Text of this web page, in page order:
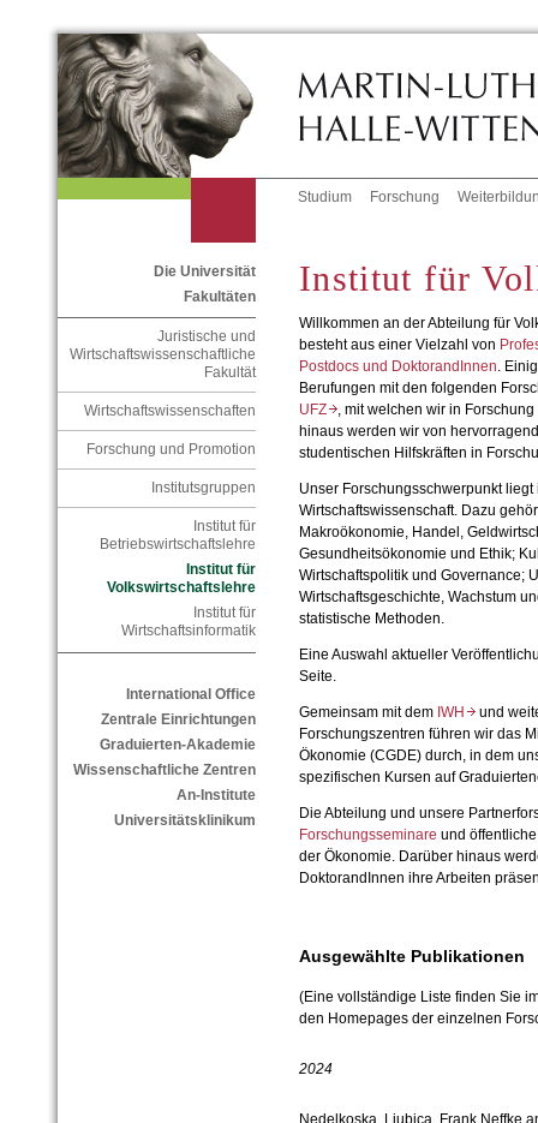
Studium Forschung
Die Universität
Fakultäten
Juristische und
Wirtschaftswissenschaftliche
Fakultät
Wirtschaftswissenschaften
Forschung und Promotion
Institutsgruppen
Institut für
Betriebswirtschaftslehre
Institut für
Volkswirtschaftslehre
Institut für
Wirtschaftsinformatik
International Office
Zentrale Einrichtungen
Graduierten-Akademie
Wissenschaftliche Zentren
An-Institute
Universitätsklinikum
Institut für
Willkommen an der Abteilung für
besteht aus einer Vielzahl von
Postdocs und DoktorandInnen.
Berufungen mit den folgenden
UFZ, mit welchen wir in
hinaus werden wir von
studentischen Hilfskräften in
Unser Forschungsschwerpunkt
Wirtschaftswissenschaft. Dazu
Makroökonomie, Handel,
Gesundheitsökonomie und Ethik;
Wirtschaftspolitik und Governance;
Wirtschaftsgeschichte, Wachstum
statistische Methoden.
Eine Auswahl aktueller
Seite.
Gemeinsam mit dem IWHund
Forschungszentren führen wir das
Ökonomie (CGDE) durch, in dem
spezifischen Kursen auf
Die Abteilung und unsere
Forschungsseminare und
der Ökonomie. Darüber hinaus
DoktorandInnen ihre Arbeiten
Ausgewählte Publikationen
(Eine vollständige Liste finden Sie
den Homepages der einzelnen
2024